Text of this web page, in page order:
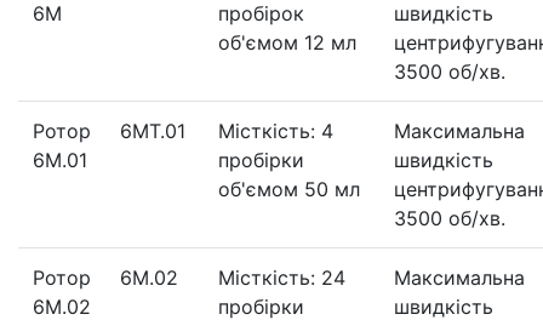
6М
пробірок
об'ємом 12 мл
швидкість
3500 об/хв.
Ротор
6М.01
6МT.01
Місткість: 4
пробірки
об'ємом 50 мл
Максимальна
швидкість
3500 об/хв.
Ротор
6М.02
6М.02
Місткість: 24
пробірки
Максимальна
швидкість